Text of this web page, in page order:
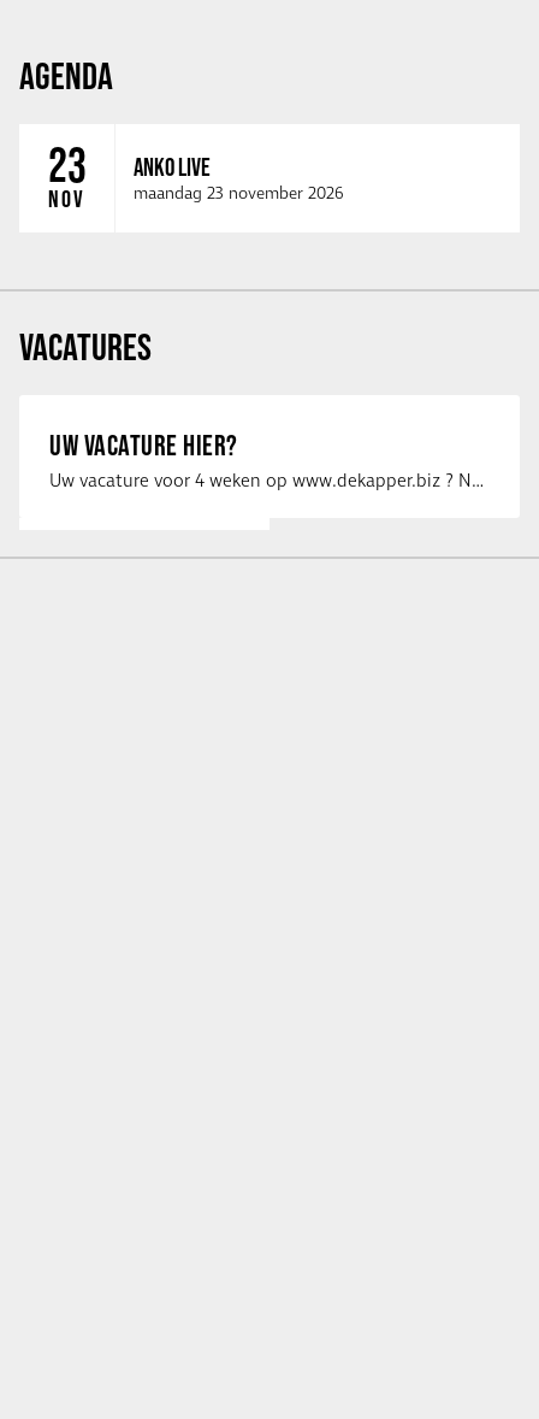
AGENDA
23
NOV
ANKO LIVE
maandag 23 november 2026
VACATURES
UW VACATURE HIER?
Uw vacature voor 4 weken op www.dekapper.biz ? Neem dan contact op met Maaike …